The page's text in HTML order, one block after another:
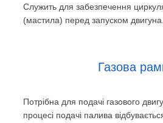
Служить для забезпечення
(мастила) перед запуском двигуна.
Газова
Потрібна для подачі газового
процесі подачі палива